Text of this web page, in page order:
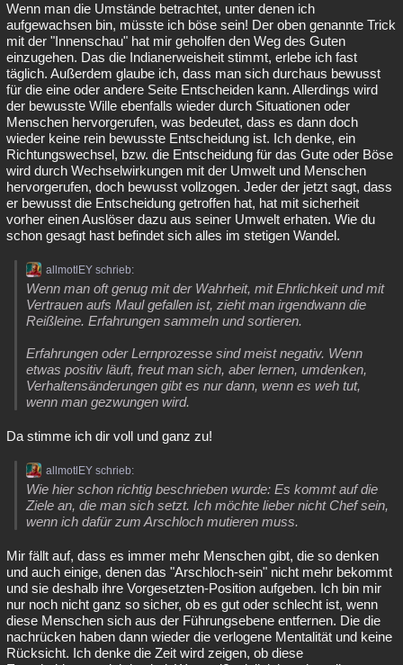
Wenn man die Umstände betrachtet, unter denen ich
aufgewachsen bin, müsste ich böse sein! Der oben genannte Trick
mit der "Innenschau" hat mir geholfen den Weg des Guten
einzugehen. Das die Indianerweisheit stimmt, erlebe ich fast
täglich. Außerdem glaube ich, dass man sich durchaus bewusst
für die eine oder andere Seite Entscheiden kann. Allerdings wird
der bewusste Wille ebenfalls wieder durch Situationen oder
Menschen hervorgerufen, was bedeutet, dass es dann doch
wieder keine rein bewusste Entscheidung ist. Ich denke, ein
Richtungswechsel, bzw. die Entscheidung für das Gute oder Böse
wird durch Wechselwirkungen mit der Umwelt und Menschen
hervorgerufen, doch bewusst vollzogen. Jeder der jetzt sagt, dass
er bewusst die Entscheidung getroffen hat, hat mit sicherheit
vorher einen Auslöser dazu aus seiner Umwelt erhaten. Wie du
schon gesagt hast befindet sich alles im stetigen Wandel.
allmotlEY schrieb:
Wenn man oft genug mit der Wahrheit, mit Ehrlichkeit und mit
Vertrauen aufs Maul gefallen ist, zieht man irgendwann die
Reißleine. Erfahrungen sammeln und sortieren.
Erfahrungen oder Lernprozesse sind meist negativ. Wenn
etwas positiv läuft, freut man sich, aber lernen, umdenken,
Verhaltensänderungen gibt es nur dann, wenn es weh tut,
wenn man gezwungen wird.
Da stimme ich dir voll und ganz zu!
allmotlEY schrieb:
Wie hier schon richtig beschrieben wurde: Es kommt auf die
Ziele an, die man sich setzt. Ich möchte lieber nicht Chef sein,
wenn ich dafür zum Arschloch mutieren muss.
Mir fällt auf, dass es immer mehr Menschen gibt, die so denken
und auch einige, denen das "Arschloch-sein" nicht mehr bekommt
und sie deshalb ihre Vorgesetzten-Position aufgeben. Ich bin mir
nur noch nicht ganz so sicher, ob es gut oder schlecht ist, wenn
diese Menschen sich aus der Führungsebene entfernen. Die die
nachrücken haben dann wieder die verlogene Mentalität und keine
Rücksicht. Ich denke die Zeit wird zeigen, ob diese